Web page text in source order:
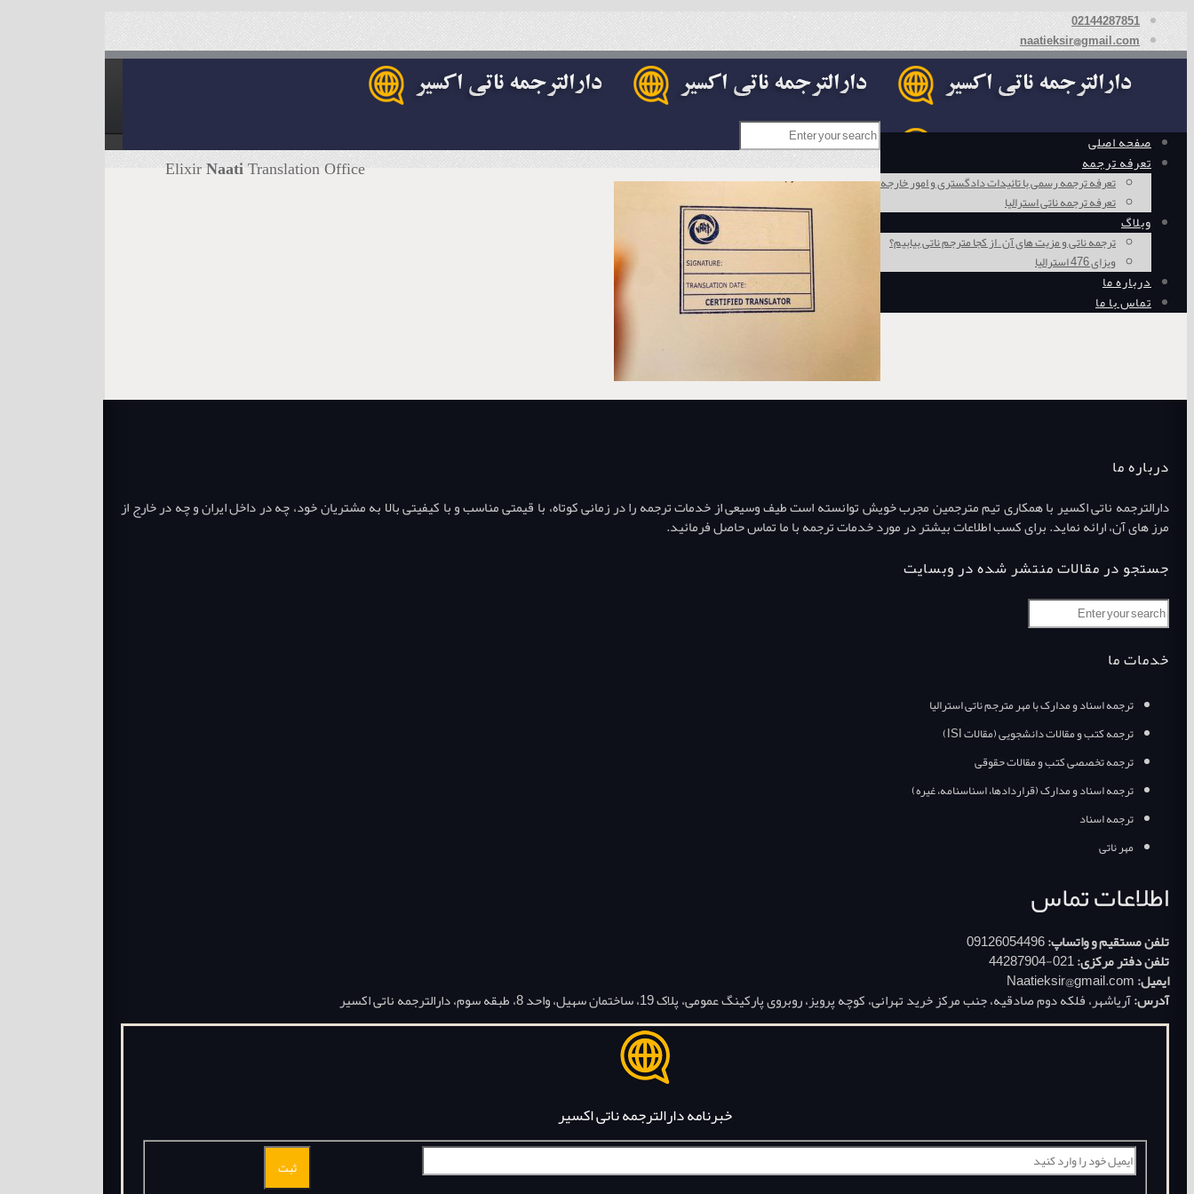
02144287851
naatieksir@gmail.com
صفحه اصلی
تعرفه ترجمه
تعرفه ترجمه رسمی با تائیدات دادگستری و امور خارجه
تعرفه ترجمه ناتی استرالیا
وبلاگ
ترجمه ناتی و مزیت های آن – از کجا مترجم ناتی بیابیم؟
ویزای 476 استرالیا
درباره ما
تماس با ما
Elixir Naati Translation Office
درباره ما
دارالترجمه ناتی اکسیر با همکاری تیم مترجمین مجرب خویش توانسته است طیف وسیعی از خدمات ترجمه را در زمانی کوتاه، با قیمتی مناسب و با کیفیتی بالا به مشتریان خود، چه در داخل ایران و چه در خارج از
مرز های آن، ارائه نماید. برای کسب اطلاعات بیشتر در مورد خدمات ترجمه با ما تماس حاصل فرمائید.
جستجو در مقالات منتشر شده در وبسایت
خدمات ما
ترجمه اسناد و مدارک با مهر مترجم ناتی استرالیا
ترجمه کتب و مقالات دانشجویی (مقالات ISI)
ترجمه تخصصی کتب و مقالات حقوقی
ترجمه اسناد و مدارک (قراردادها، اسناسنامه، غیره)
ترجمه اسناد
مهر ناتی
اطلاعات تماس
تلفن مستقیم و واتساپ:09126054496
تلفن دفتر مرکزی:
ایمیل:
آدرس:آریاشهر، فلکه دوم صادقیه، جنب مرکز خرید تهرانی، کوچه پرویز، روبروی پارکینگ عمومی، پلاک 19، ساختمان سهیل، واحد 8، طبقه سوم، دارالترجمه ناتی اکسیر
خبرنامه دارالترجمه ناتی اکسیر